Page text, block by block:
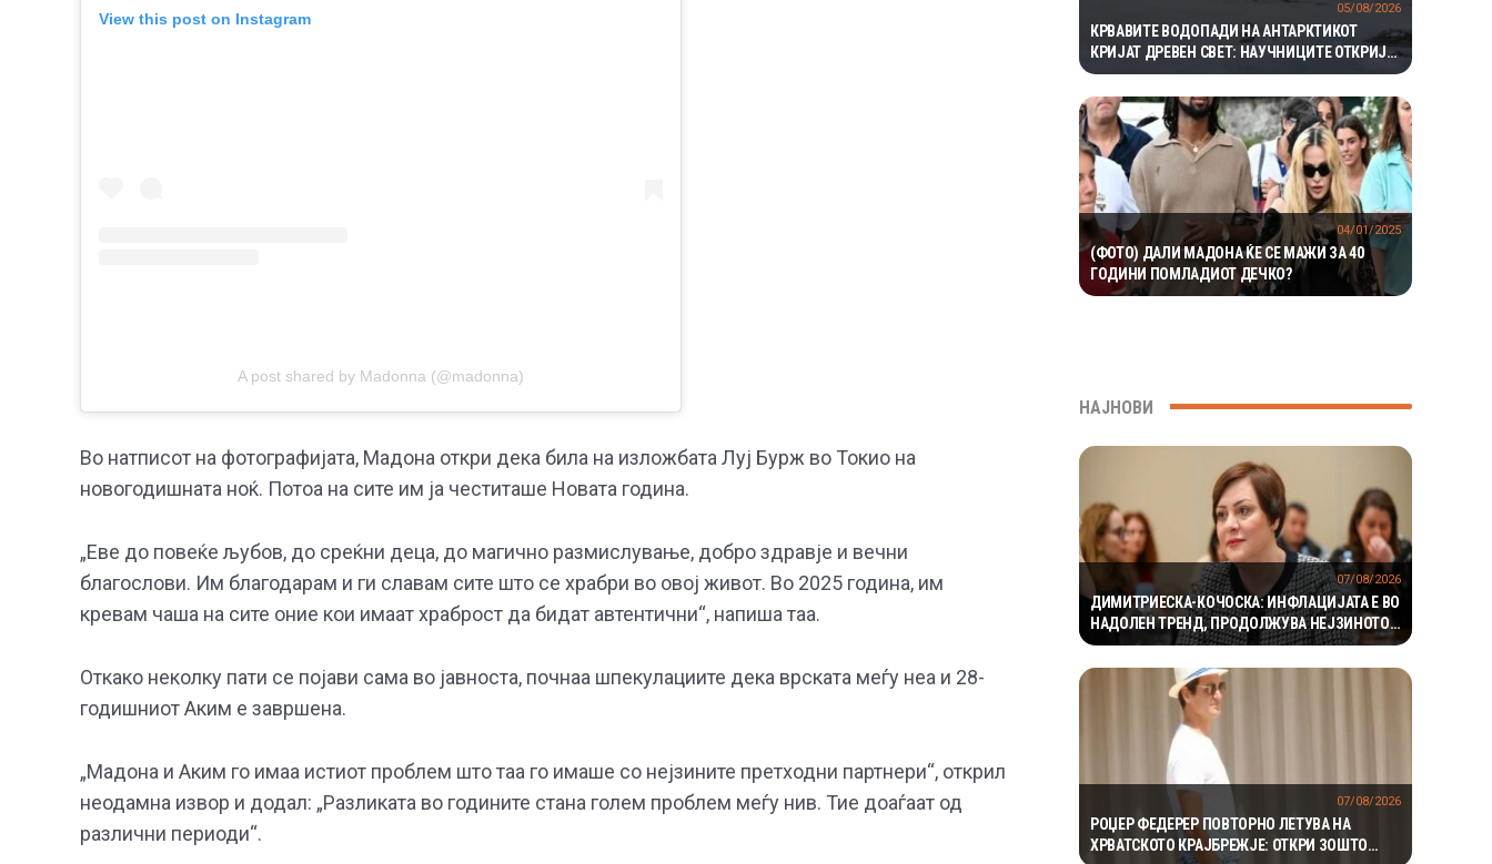
View this post on Instagram
A post shared by Madonna (@madonna)
Во натписот на фотографијата, Мадона откри дека била на изложбата Луј Бурж во Токио на
новогодишната ноќ. Потоа на сите им ја честиташе Новата година.
„Еве до повеќе љубов, до среќни деца, до магично размислување, добро здравје и вечни
благослови. Им благодарам и ги славам сите што се храбри во овој живот. Во 2025 година, им
кревам чаша на сите оние кои имаат храброст да бидат автентични“, напиша таа.
Откако неколку пати се појави сама во јавноста, почнаа шпекулациите дека врската меѓу неа и 28-
годишниот Аким е завршена.
„Мадона и Аким го имаа истиот проблем што таа го имаше со нејзините претходни партнери“, открил
неодамна извор и додал: „Разликата во годините стана голем проблем меѓу нив. Тие доаѓаат од
различни периоди“.
КРВАВИТЕ ВОДОПАДИ НА АНТАРКТИКОТ
КРИЈАТ ДРЕВЕН СВЕТ: НАУЧНИЦИТЕ ОТКРИЈА
ЕКОСИСТЕМ ИЗОЛИРАН ПОВЕЌЕ ОД 1,5
МИЛИОНИ ГОДИНИ
05/08/2026
(ФОТО) ДАЛИ МАДОНА ЌЕ СЕ МАЖИ ЗА 40
ГОДИНИ ПОМЛАДИОТ ДЕЧКО?
04/01/2025
НАЈНОВИ
ДИМИТРИЕСКА-КОЧОСКА: ИНФЛАЦИЈАТА Е ВО
НАДОЛЕН ТРЕНД, ПРОДОЛЖУВА НЕЈЗИНОТО
НАМАЛУВАЊЕ
07/08/2026
РОЏЕР ФЕДЕРЕР ПОВТОРНО ЛЕТУВА НА
ХРВАТСКОТО КРАЈБРЕЖЈЕ: ОТКРИ ЗОШТО
07/08/2026